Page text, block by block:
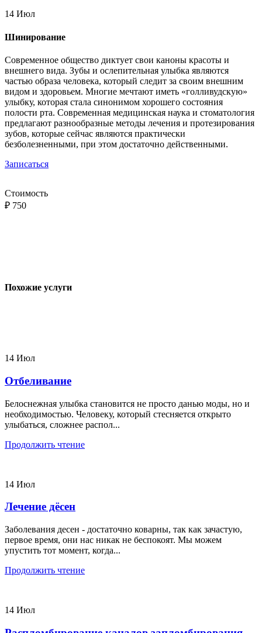
14 Июл
Шинирование
Современное общество диктует свои каноны красоты и
внешнего вида. Зубы и ослепительная улыбка являются
частью образа человека, который следит за своим внешним
видом и здоровьем. Многие мечтают иметь «голливудскую»
улыбку, которая стала синонимом хорошего состояния
полости рта. Современная медицинская наука и стоматология
предлагают разнообразные методы лечения и протезирования
зубов, которые сейчас являются практически
безболезненными, при этом достаточно действенными.
Записаться
Стоимость
₽ 750
Похожие услуги
14 Июл
Отбеливание
Белоснежная улыбка становится не просто данью моды, но и
необходимостью. Человеку, который стесняется открыто
улыбаться, сложнее распол...
Продолжить чтение
14 Июл
Лечение дёсен
Заболевания десен - достаточно коварны, так как зачастую,
первое время, они нас никак не беспокоят. Мы можем
упустить тот момент, когда...
Продолжить чтение
14 Июл